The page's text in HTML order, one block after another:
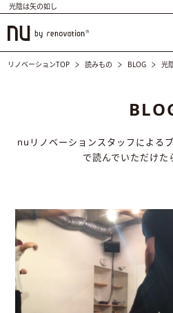
光陰は矢の如し
リノベーションTOP 読みもの BLOG 光
nuリノベーションスタッフによる
で読んでいただけた